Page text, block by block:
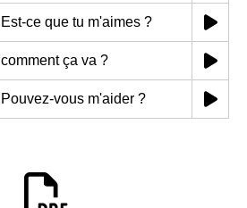
Est-ce que tu m'aimes ?
comment ça va ?
Pouvez-vous m'aider ?